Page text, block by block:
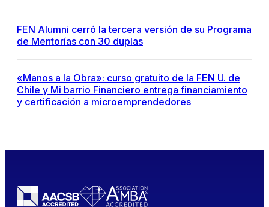
FEN Alumni cerró la tercera versión de su Programa
de Mentorías con 30 duplas
«Manos a la Obra»: curso gratuito de la FEN U. de
Chile y Mi barrio Financiero entrega financiamiento
y certificación a microemprendedores